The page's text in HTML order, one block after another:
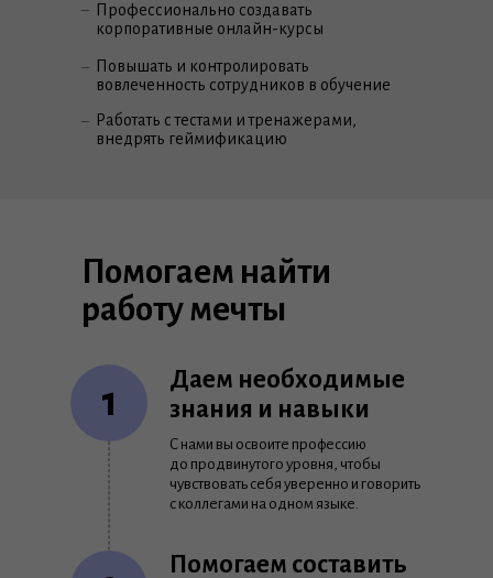
Профессионально создавать
корпоративные онлайн-курсы
Повышать и контролировать
вовлеченность сотрудников в обучение
Работать с тестами и тренажерами,
внедрять геймификацию
–
–
–
Помогаем найти
работу мечты
Даем необходимые
знания и навыки
Помогаем составить
С нами вы освоите профессию
до продвинутого уровня, чтобы
чувствовать себя уверенно и говорить
с коллегами на одном языке.
1